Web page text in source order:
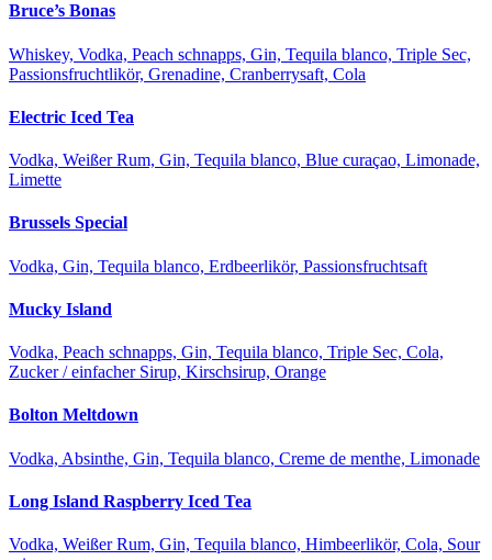
Bruce’s Bonas
Whiskey, Vodka, Peach schnapps, Gin, Tequila blanco, Triple Sec,
Passionsfruchtlikör, Grenadine, Cranberrysaft, Cola
Electric Iced Tea
Vodka, Weißer Rum, Gin, Tequila blanco, Blue curaçao, Limonade,
Limette
Brussels Special
Vodka, Gin, Tequila blanco, Erdbeerlikör, Passionsfruchtsaft
Mucky Island
Vodka, Peach schnapps, Gin, Tequila blanco, Triple Sec, Cola,
Zucker / einfacher Sirup, Kirschsirup, Orange
Bolton Meltdown
Vodka, Absinthe, Gin, Tequila blanco, Creme de menthe, Limonade
Long Island Raspberry Iced Tea
Vodka, Weißer Rum, Gin, Tequila blanco, Himbeerlikör, Cola, Sour